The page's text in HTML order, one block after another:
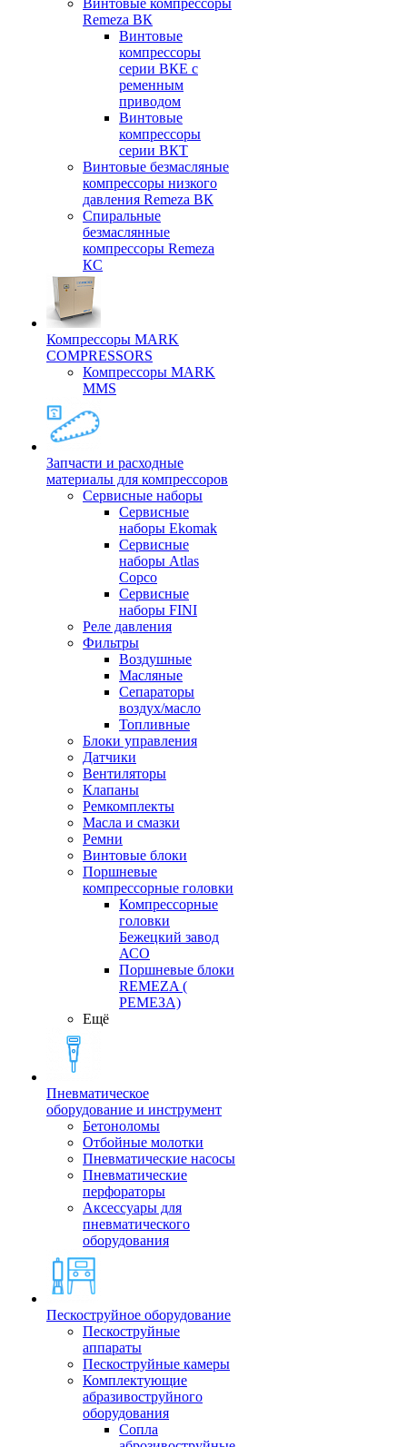
Винтовые компрессоры
Remeza ВК
Винтовые
компрессоры
серии ВКЕ с
ременным
приводом
Винтовые
компрессоры
серии ВКТ
Винтовые безмасляные
компрессоры низкого
давления Remeza ВК
Спиральные
безмаслянные
компрессоры Remeza
КС
Компрессоры MARK
COMPRESSORS
Компрессоры MARK
MMS
Запчасти и расходные
материалы для компрессоров
Cервисные наборы
Сервисные
наборы Ekomak
Cервисные
наборы Atlas
Copco
Сервисные
наборы FINI
Реле давления
Фильтры
Воздушные
Масляные
Сепараторы
воздух/масло
Топливные
Блоки управления
Датчики
Вентиляторы
Клапаны
Ремкомплекты
Масла и смазки
Ремни
Винтовые блоки
Поршневые
компрессорные головки
Компрессорные
головки
Бежецкий завод
АСО
Поршневые блоки
REMEZA (
РЕМЕЗА)
Ещё
Пневматическое
оборудование и инструмент
Бетоноломы
Отбойные молотки
Пневматические насосы
Пневматические
перфораторы
Аксессуары для
пневматического
оборудования
Пескоструйное оборудование
Пескоструйные
аппараты
Пескоструйные камеры
Комплектующие
абразивоструйного
оборудования
Сопла